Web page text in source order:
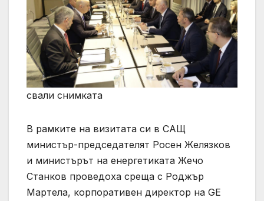
свали снимката
В рамките на визитата си в САЩ
министър-председателят Росен Желязков
и министърът на енергетиката Жечо
Станков проведоха среща с Роджър
Мартела, корпоративен директор на GE